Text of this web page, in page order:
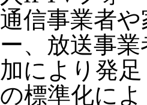
通信事業者
ー、放送事
加により発
の標準化に